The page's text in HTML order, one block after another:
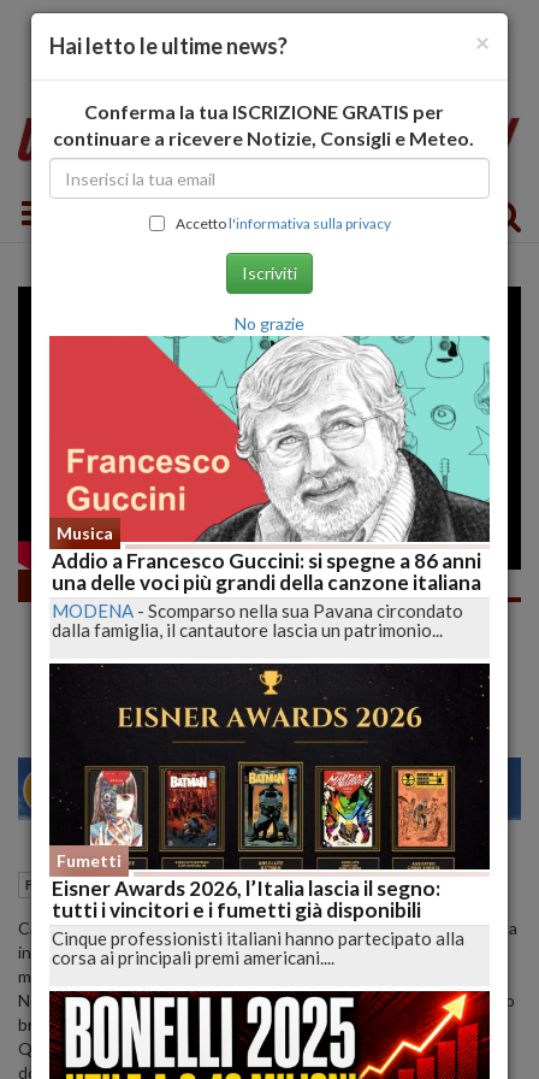
Toggle navigation
Fumetti
Dragonero: "il Passato di Alben" è l'Inizio
della Fine! e Barbieri stuzzica i Lettori |
lucadeejay
MILANO 22 27
Fumetti L'Aquila (AQ) 15 Febbraio 2022 12:39
Cari Lettori, dovrebbe iniziare da questo numero la lunga run, divisa
in 4 saghe, della fine della ribellione e della nuova rivoluzione nel
mondo di Dragonero.
Ne abbiamo già parlato qualche post fa, quindi recuperatevi il video
breve se ne volete sapere di più.
Qui basti sapere che "il Passato di Alben" è la prima parte della
doppia storia che dovrà chiarire la figura del luresindo e
×
Hai letto le ultime news?
Conferma la tua ISCRIZIONE GRATIS per
continuare a ricevere Notizie, Consigli e Meteo.
Accettol'informativa sulla privacy
Iscriviti
No grazie
Musica
Addio a Francesco Guccini: si spegne a 86 anni
una delle voci più grandi della canzone italiana
MODENA - Scomparso nella sua Pavana circondato
dalla famiglia, il cantautore lascia un patrimonio...
Fumetti
Eisner Awards 2026, l’Italia lascia il segno:
tutti i vincitori e i fumetti già disponibili
Cinque professionisti italiani hanno partecipato alla
corsa ai principali premi americani....